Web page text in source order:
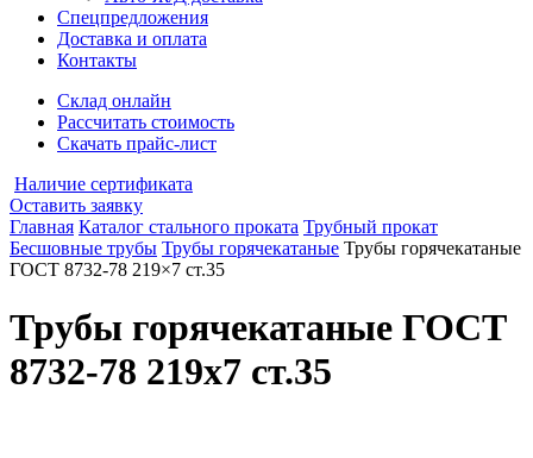
Спецпредложения
Доставка и оплата
Контакты
Склад онлайн
Рассчитать стоимость
Скачать прайс-лист
Наличие сертификата
Оставить заявку
Главная Каталог стального проката Трубный прокат
Бесшовные трубы Трубы горячекатаные Трубы горячекатаные
ГОСТ 8732-78 219×7 ст.35
Трубы горячекатаные ГОСТ
8732-78 219x7 ст.35